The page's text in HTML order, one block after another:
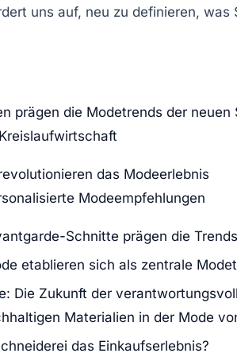
uns auf, neu zu definieren,
prägen die Modetrends der neuen
das Modeerlebnis
Modeempfehlungen
Schnitte prägen die Trends
etablieren sich als zentrale
Die Zukunft der
Materialien in der Mode
das Einkaufserlebnis?